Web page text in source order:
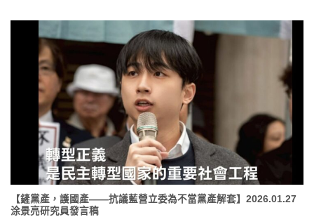
【鏟黨產，護國產——抗議藍營立委為不當黨產解套】2026.01.27
涂景亮研究員發言稿